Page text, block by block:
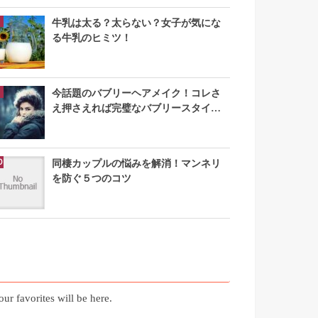
牛乳は太る？太らない？女子が気にな
る牛乳のヒミツ！
今話題のバブリーヘアメイク！コレさ
え押さえれば完璧なバブリースタイル
同棲カップルの悩みを解消！マンネリ
を防ぐ５つのコツ
favorites will be here.